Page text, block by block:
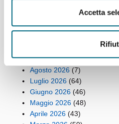
Accetta
Cremagliera Principe-
Agosto 2026 (7)
Luglio 2026 (64)
Giugno 2026 (46)
Maggio 2026 (48)
Aprile 2026 (43)